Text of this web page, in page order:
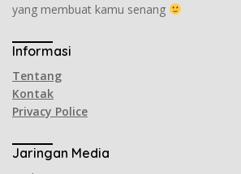
yang membuat kamu senang
Informasi
Tentang
Kontak
Privacy Police
Jaringan Media